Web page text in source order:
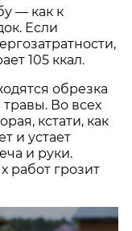
— как к
Если
105 ккал.
обрезка
Во всех
кстати, как
и устает
и руки.
работ грозит